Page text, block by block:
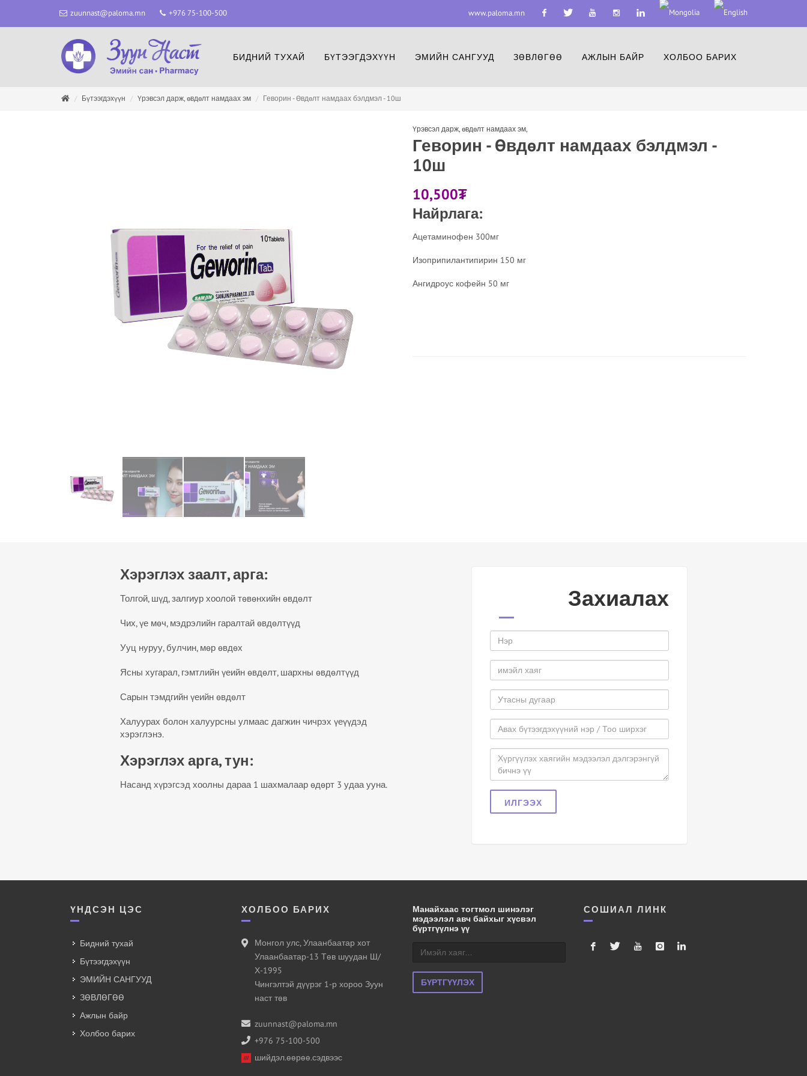
zuunnast@paloma.mn +976 75-100-500 www.paloma.mn
БИДНИЙ ТУХАЙ БҮТЭЭГДЭХҮҮН ЭМИЙН САНГУУД ЗӨВЛӨГӨӨ АЖЛЫН БАЙР ХОЛБОО БАРИХ
Бүтээгдэхүүн Үрэвсэл дарж, өвдөлт намдаах эм Геворин - Өвдөлт намдаах бэлдмэл - 10ш
Үрэвсэл дарж, өвдөлт намдаах эм,
Геворин - Өвдөлт намдаах бэлдмэл -
10ш
10,500₮
Найрлага:
Ацетаминофен 300мг
Изоприпилантипирин 150 мг
Ангидроус кофейн 50 мг
Хэрэглэх заалт, арга:
Толгой, шүд, залгиур хоолой төвөнхийн өвдөлт
Чих, үе мөч, мэдрэлийн гаралтай өвдөлтүүд
Ууц нуруу, булчин, мөр өвдөх
Ясны хугарал, гэмтлийн үеийн өвдөлт, шархны өвдөлтүүд
Сарын тэмдгийн үеийн өвдөлт
Халуурах болон халуурсны улмаас дагжин чичрэх үеүүдэд
хэрэглэнэ.
Хэрэглэх арга, тун:
Насанд хүрэгсэд хоолны дараа 1 шахмалаар өдөрт 3 удаа ууна.
Захиалах
ИЛГЭЭХ
ҮНДСЭН ЦЭС
Бидний тухай
Бүтээгдэхүүн
ЭМИЙН САНГУУД
ЗӨВЛӨГӨӨ
Ажлын байр
Холбоо барих
ХОЛБОО БАРИХ
Монгол улс, Улаанбаатар хот
Улаанбаатар-13 Төв шуудан Ш/
Х-1995
Чингэлтэй дүүрэг 1-р хороо Зуун
наст төв
zuunnast@paloma.mn
+976 75-100-500
шийдэл.өөрөө.сэдвээс
Манайхаас тогтмол шинэлэг
мэдээлэл авч байхыг хүсвэл
бүртгүүлнэ үү
БҮРТГҮҮЛЭХ
СОШИАЛ ЛИНК